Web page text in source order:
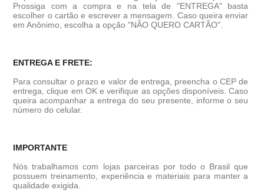
Prossiga com a compra e na tela de "ENTREGA" basta
escolher o cartão e escrever a mensagem. Caso queira enviar
em Anônimo, escolha a opção "NÃO QUERO CARTÃO".
ENTREGA E FRETE:
Para consultar o prazo e valor de entrega, preencha o CEP de
entrega, clique em OK e verifique as opções disponíveis. Caso
queira acompanhar a entrega do seu presente, informe o seu
número do celular.
IMPORTANTE
Nós trabalhamos com lojas parceiras por todo o Brasil que
possuem treinamento, experiência e materiais para manter a
qualidade exigida.